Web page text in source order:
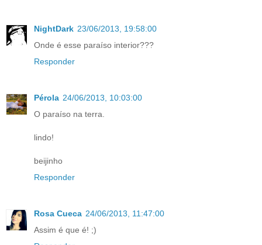
NightDark 23/06/2013, 19:58:00
Onde é esse paraíso interior???
Responder
Pérola 24/06/2013, 10:03:00
O paraíso na terra.
lindo!
beijinho
Responder
Rosa Cueca 24/06/2013, 11:47:00
Assim é que é! ;)